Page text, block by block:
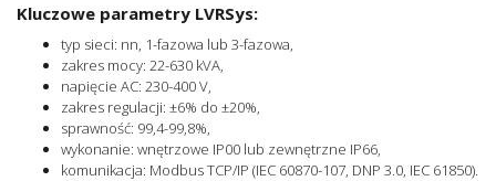
Kluczowe parametry LVRSys:
typ sieci: nn, 1-fazowa lub 3-fazowa,
zakres mocy: 22-630 kVA,
napięcie AC: 230-400 V,
zakres regulacji: ±6% do ±20%,
sprawność: 99,4-99,8%,
wykonanie: wnętrzowe IP00 lub zewnętrzne IP66,
komunikacja: Modbus TCP/IP (IEC 60870-107, DNP 3.0, IEC 61850).